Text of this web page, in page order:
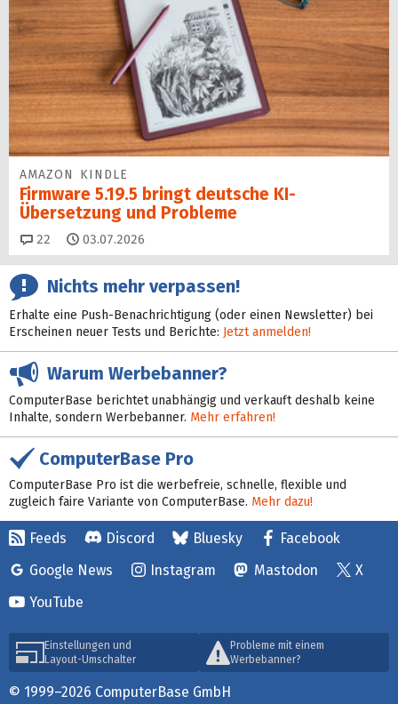
AMAZON KINDLE
Firmware 5.19.5 bringt deutsche KI-
Übersetzung und Probleme
22 Kommentare
03.07.2026
Nichts mehr verpassen!
Erhalte eine Push-Benachrichtigung (oder einen Newsletter) bei
Erscheinen neuer Tests und Berichte: Jetzt anmelden!
Warum Werbebanner?
ComputerBase berichtet unabhängig und verkauft deshalb keine
Inhalte, sondern Werbebanner. Mehr erfahren!
ComputerBase Pro
ComputerBase Pro ist die werbefreie, schnelle, flexible und
zugleich faire Variante von ComputerBase. Mehr dazu!
Feeds Discord Bluesky
Facebook
Google News
Instagram Mastodon
X
YouTube
Einstellungen und
Layout-Umschalter
Probleme mit einem
Werbebanner?
© 1999–2026 ComputerBase GmbH